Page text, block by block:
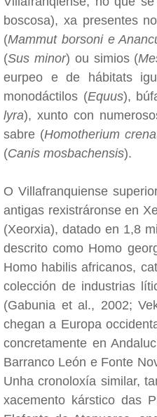
boscosa), xa presentes
(Mammut borsoni e
(Sus minor) ou simios (
eurpeo e de hábitats
monodáctilos (Equus),
lyra), xunto con
sabre (Homotherium
(Canis mosbachensis).
O Villafranquiense
antigas rexistráronse en
(Xeorxia), datado en 1,8
descrito como Homo
Homo habilis africanos,
colección de industrias
(Gabunia et al., 2002;
chegan a Europa
concretamente en
Barranco León e Fonte
Unha cronoloxía similar,
xacemento kárstico das